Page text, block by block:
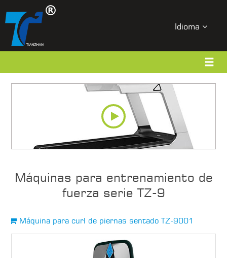
Idioma
Máquinas para entrenamiento de
fuerza serie TZ-9
Máquina para curl de piernas sentado TZ-9001